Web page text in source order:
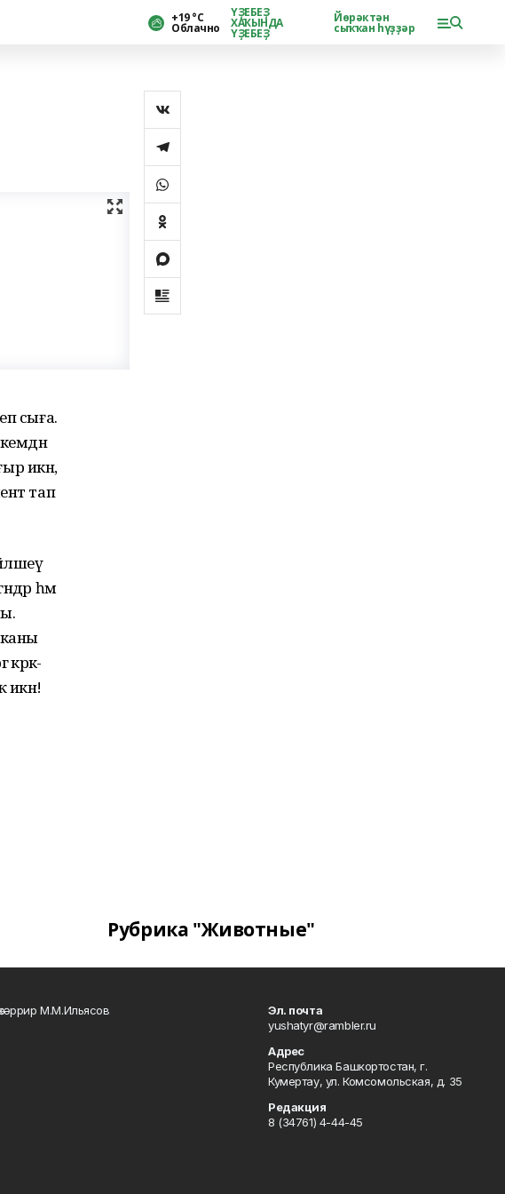
+19 °С
Облачно
ҮҘЕБЕҘ
ХАҠЫНДА
ҮҘЕБЕҘ
Йөрәктән
сыҡҡан һүҙҙәр
сыға.
икән,
тап
һәм
Рубрика "Животные"
М.М.Ильясов
Эл. почта
yushatyr@rambler.ru
Адрес
Республика Башкортостан, г.
Кумертау, ул. Комсомольская, д. 35
Редакция
8 (34761) 4-44-45